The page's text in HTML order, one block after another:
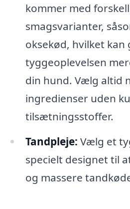
kommer med
smagsvarianter,
oksekød, hvilket kan
tyggeoplevelsen
din hund. Vælg altid
ingredienser uden
tilsætningsstoffer.
Tandpleje: Vælg et
specielt designet til
og massere